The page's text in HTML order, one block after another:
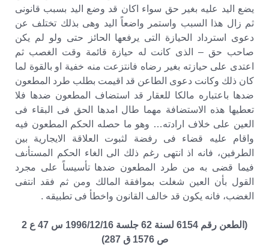
يضع اليد عليه بغير حق سواء اكان قد وضع اليد بسبب قانونى
ثم زال هذا السبب واستمر واضعاً اليد وهى بذلك تختلف عن
دعوى استرداد الحيازة التى يرفعها الحائز حتى ولو لم يكن
صاحب حق – الذى كانت له حيازة قائمة وقت الغصب ثم
اعتدى على حيازته بغير رضاه فانتزعت منه خفية او بالقوة لما
كان ذلك وكانت دعوى الطاعن قد اقيمت بطلب طرد المطعون
ضدها باعتباره مالكا للعقار قد استضاف المطعون ضدها فلا
تعطيها هذه الاستضافة مهما طال امدها الحق فى البقاء فى
العين على خلاف ارادته… وهو ما حصله الحكم المطعون فيه
واقام عليه قضاء فى رفضة لثبوت العلاقة الايجارية بين
الطرفين، فانه اذ انتهى رغم ذلك الى الغاء الحكم المستأنف
فيما قضى به من طرد المطعون ضدها تأسيساً على مجرد
القول بأن العين شغلت بموافقة المالك ومن ثم فقد انتفى
الغضب، فانه يكون قد خالف القانون واخطأ فى تطبيقه .
(الطعن رقم 6154 لسنة 62 جلسة 1996/12/16 س 47 ع 2
ص 1576 ق 287)